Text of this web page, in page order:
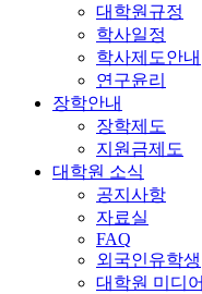
대학원규정
학사일정
학사제도안내
연구윤리
장학안내
장학제도
지원금제도
대학원 소식
공지사항
자료실
FAQ
외국인유학생
대학원 미디